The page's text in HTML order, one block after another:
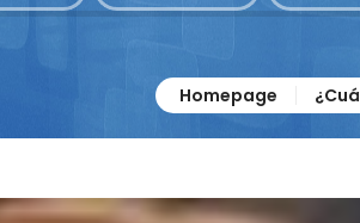
Homepage